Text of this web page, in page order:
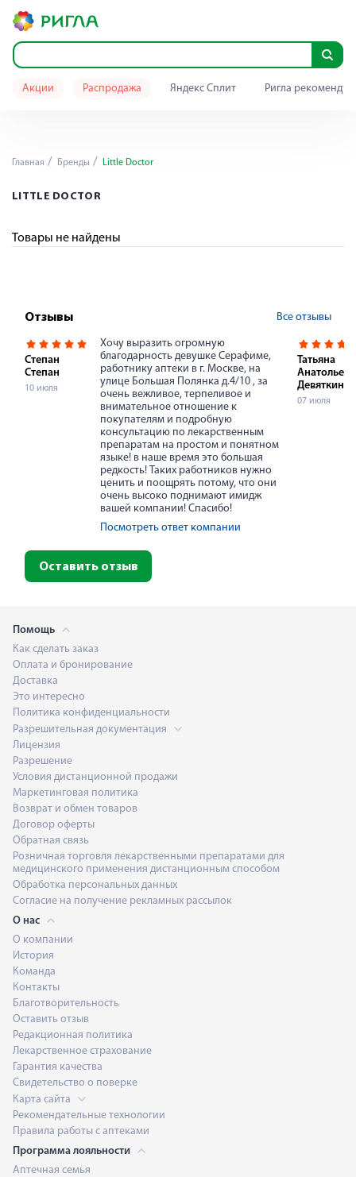
Акции Распродажа Яндекс Сплит Ригла
Главная Бренды Little Doctor
LITTLE DOCTOR
Товары не найдены
Отзывы Все отзывы
Степан
Степан
10 июля
Хочу выразить огромную
благодарность девушке Серафиме,
работнику аптеки в г. Москве, на
улице Большая Полянка д.4/10 , за
очень вежливое, терпеливое и
внимательное отношение к
покупателям и подробную
консультацию по лекарственным
препаратам на простом и понятном
языке! в наше время это большая
редкость! Таких работников нужно
ценить и поощрять потому, что они
очень высоко поднимают имидж
вашей компании! Спасибо!
Посмотреть ответ компании
Татьяна
Девяткина
07 июля
Оставить отзыв
Помощь
Как сделать заказ
Оплата и бронирование
Доставка
Это интересно
Политика конфиденциальности
Разрешительная документация
Лицензия
Разрешение
Условия дистанционной продажи
Маркетинговая политика
Возврат и обмен товаров
Договор оферты
Обратная связь
Розничная торговля лекарственными препаратами для
медицинского применения дистанционным способом
Обработка персональных данных
Согласие на получение рекламных рассылок
О нас
О компании
История
Команда
Контакты
Благотворительность
Оставить отзыв
Редакционная политика
Лекарственное страхование
Гарантия качества
Свидетельство о поверке
Карта сайта
Рекомендательные технологии
Правила работы с аптеками
Программа лояльности
Аптечная семья